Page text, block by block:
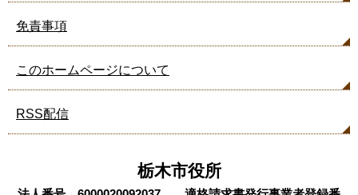
免責事項
このホームページについて
RSS配信
栃木市役所